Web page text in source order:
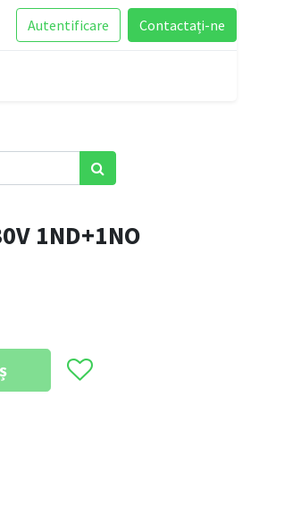
Autentificare Contactați-ne
1ND+1NO